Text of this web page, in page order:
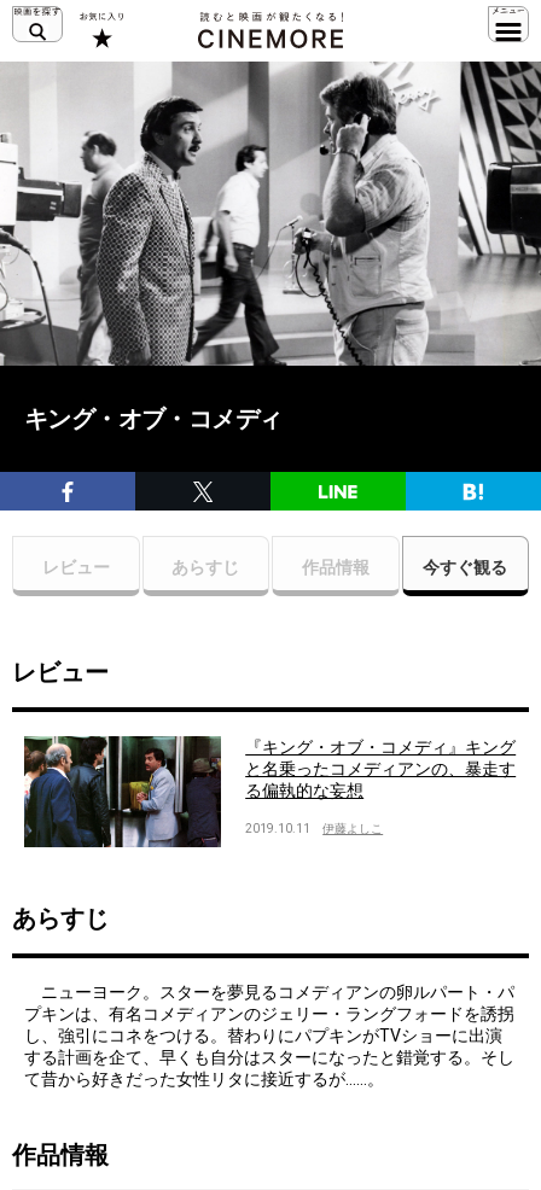
キング・オブ・コメディ
レビュー あらすじ 作品情報 今すぐ観る
レビュー
『キング・オブ・コメディ』キング
と名乗ったコメディアンの、暴走す
る偏執的な妄想
2019.10.11 伊藤よしこ
あらすじ
ニューヨーク。スターを夢見るコメディアンの卵ルパート・パ
プキンは、有名コメディアンのジェリー・ラングフォードを誘拐
し、強引にコネをつける。替わりにパプキンがTVショーに出演
する計画を企て、早くも自分はスターになったと錯覚する。そし
て昔から好きだった女性リタに接近するが……。
作品情報